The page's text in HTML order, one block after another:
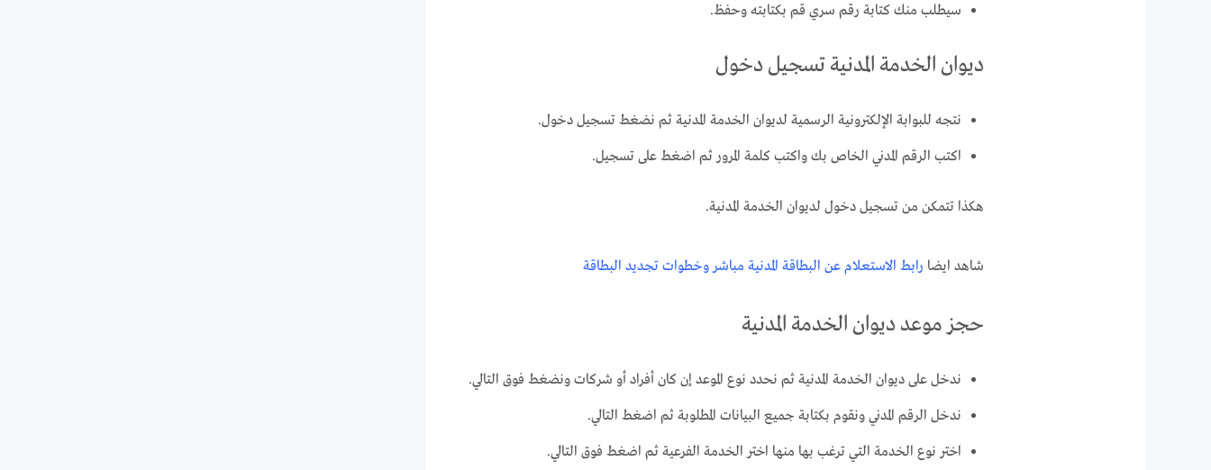
سيطلب منك كتابة رقم سري قم بكتابته وحفظ.
ديوان الخدمة المدنية تسجيل دخول
نتجه للبوابة الإلكترونية الرسمية لديوان الخدمة المدنية ثم نضغط تسجيل دخول.
اكتب الرقم المدني الخاص بك واكتب كلمة المرور ثم اضغط على تسجيل.
هكذا تتمكن من تسجيل دخول لديوان الخدمة المدنية.
شاهد ايضا رابط الاستعلام عن البطاقة المدنية مباشر وخطوات تجديد البطاقة
حجز موعد ديوان الخدمة المدنية
ندخل على ديوان الخدمة المدنية ثم نحدد نوع الموعد إن كان أفراد أو شركات ونضغط فوق التالي.
ندخل الرقم المدني ونقوم بكتابة جميع البيانات المطلوبة ثم اضغط التالي.
اختر نوع الخدمة التي ترغب بها منها اختر الخدمة الفرعية ثم اضغط فوق التالي.